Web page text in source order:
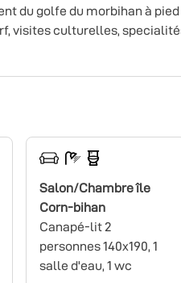
du golfe du morbihan à pied
visites culturelles,
Salon/Chambre île
Corn-bihan
Canapé-lit 2
personnes 140x190, 1
salle d'eau, 1 wc